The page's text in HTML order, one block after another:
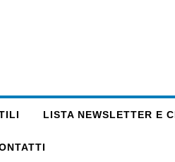
LISTA NEWSLETTER E